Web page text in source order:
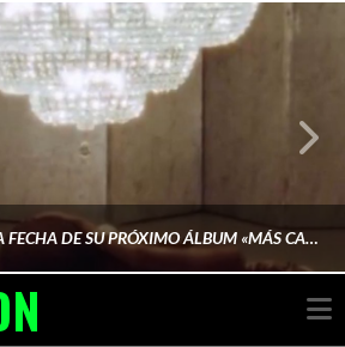
BAD GYAL ANUNCIA LA FECHA DE SU PRÓXIMO ÁLBUM «MÁS CARA»